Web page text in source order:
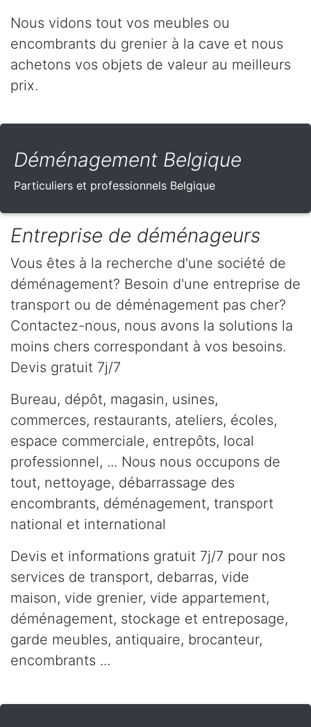
Nous vidons tout vos meubles ou
encombrants du grenier à la cave et nous
achetons vos objets de valeur au meilleurs
prix.
Déménagement Belgique
Particuliers et professionnels Belgique
Entreprise de déménageurs
Vous êtes à la recherche d'une société de
déménagement? Besoin d'une entreprise de
transport ou de déménagement pas cher?
Contactez-nous, nous avons la solutions la
moins chers correspondant à vos besoins.
Devis gratuit 7j/7
Bureau, dépôt, magasin, usines,
commerces, restaurants, ateliers, écoles,
espace commerciale, entrepôts, local
professionnel, ... Nous nous occupons de
tout, nettoyage, débarrassage des
encombrants, déménagement, transport
national et international
Devis et informations gratuit 7j/7 pour nos
services de transport, debarras, vide
maison, vide grenier, vide appartement,
déménagement, stockage et entreposage,
garde meubles, antiquaire, brocanteur,
encombrants ...